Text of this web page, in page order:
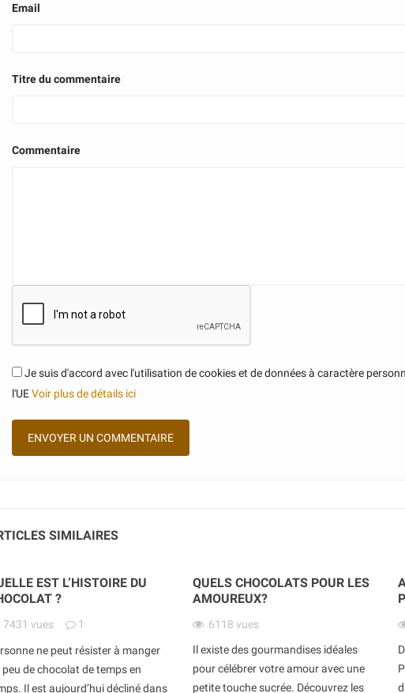
Email
Titre du commentaire
Commentaire
Je suis d'accord avec l'utilisation de cookies et de données à caractère
l'UEVoir plus de détails ici
SIMILAIRES
EST L’HISTOIRE DU
?
7431 vues 1
ne peut résister à manger
peu de chocolat de temps en
Il est aujourd’hui décliné dans
QUELS CHOCOLATS POUR LES
AMOUREUX?
6118 vues
Il existe des gourmandises idéales
pour célébrer votre amour avec une
petite touche sucrée. Découvrez les